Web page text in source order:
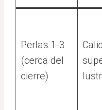
Perlas 1-3
(cerca del
cierre)